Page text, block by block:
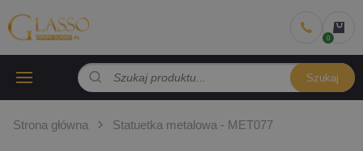
Szukaj
Strona główna Statuetka metalowa - MET077